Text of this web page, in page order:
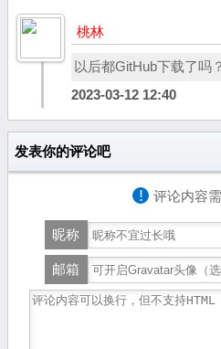
桃林
以后都GitHub下载了吗
2023-03-12 12:40
发表你的评论吧
! 评论内容
昵称
邮箱